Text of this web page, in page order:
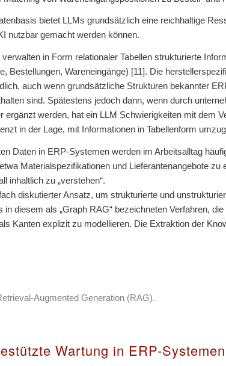
bietet LLMs grundsätzlich eine reichhaltige
nutzbar gemacht werden können.
in Form relationaler Tabellen strukturierte
Bestellungen, Wareneingänge) [11]. Die
auch wenn grundsätzliche Strukturen bekannter
sind. Spätestens jedoch dann, wenn durch
ergänzt werden, hat ein LLM Schwierigkeiten mit dem
in der Lage, mit Informationen in Tabellenform
Daten in ERP-Systemen werden im Arbeitsalltag
Materialspezifikationen und Lieferantenangebote
inhaltlich zu „verstehen“.
diskutierter Ansatz, um strukturierte und
in diesem als „Graph RAG“ bezeichneten Verfahren,
Kanten explizit zu modellieren. Die Extraktion der
Augmented Generation (RAG).
Wartung in ERP-